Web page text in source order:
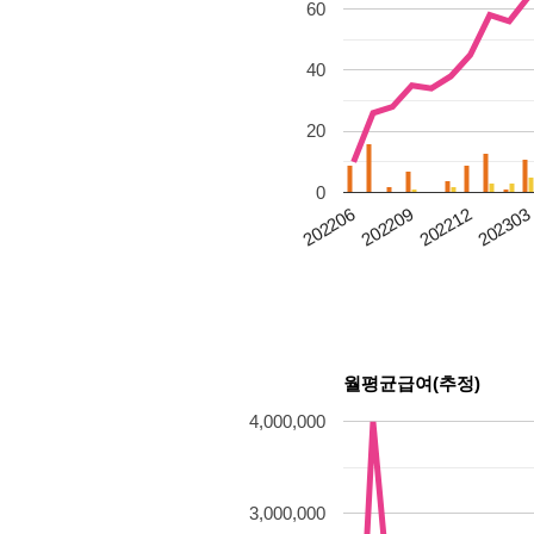
202206202209202212202303
0
20
40
60
월평균급여(추정)
3,000,000
4,000,000